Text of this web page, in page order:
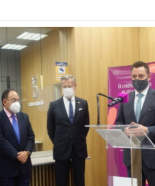
en
Casa
para
el
día